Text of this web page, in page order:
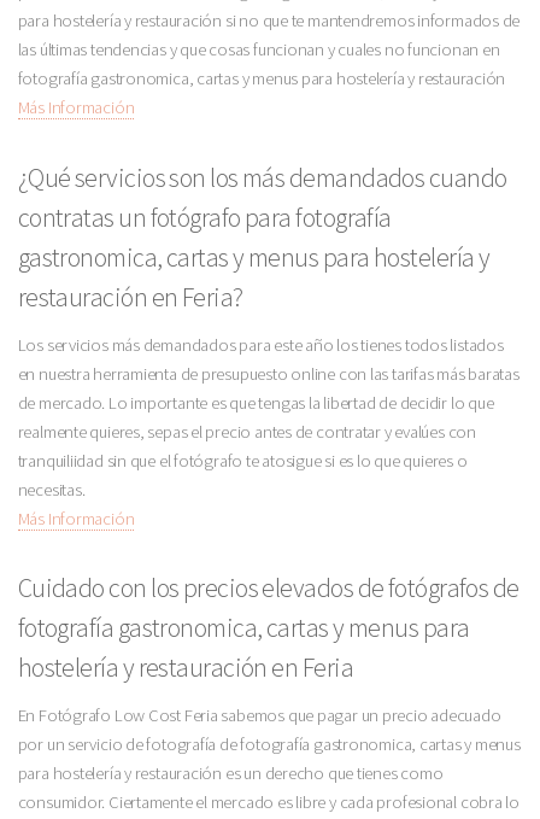
para hostelería y restauración si no que te mantendremos informados de
las últimas tendencias y que cosas funcionan y cuales no funcionan en
fotografía gastronomica, cartas y menus para hostelería y restauración
Más Información
¿Qué servicios son los más demandados cuando
contratas un fotógrafo para fotografía
gastronomica, cartas y menus para hostelería y
restauración en Feria?
Los servicios más demandados para este año los tienes todos listados
en nuestra herramienta de presupuesto online con las tarifas más baratas
de mercado. Lo importante es que tengas la libertad de decidir lo que
realmente quieres, sepas el precio antes de contratar y evalúes con
tranquiliidad sin que el fotógrafo te atosigue si es lo que quieres o
necesitas.
Más Información
Cuidado con los precios elevados de fotógrafos de
fotografía gastronomica, cartas y menus para
hostelería y restauración en Feria
En Fotógrafo Low Cost Feria sabemos que pagar un precio adecuado
por un servicio de fotografía de fotografía gastronomica, cartas y menus
para hostelería y restauración es un derecho que tienes como
consumidor. Ciertamente el mercado es libre y cada profesional cobra lo